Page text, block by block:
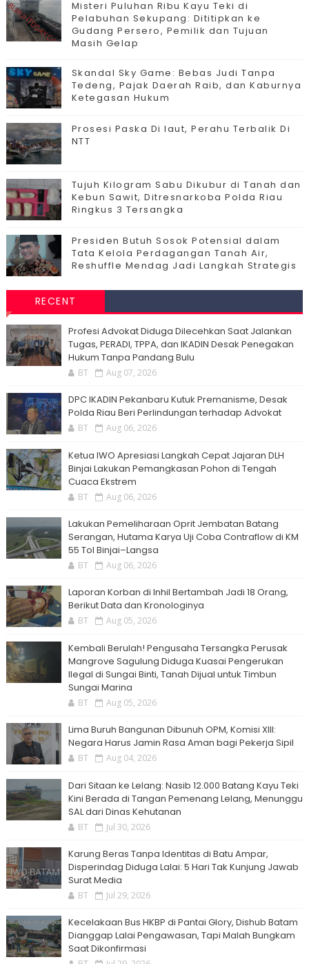
Misteri Puluhan Ribu Kayu Teki di
Pelabuhan Sekupang: Dititipkan ke
Gudang Persero, Pemilik dan Tujuan
Masih Gelap
Skandal Sky Game: Bebas Judi Tanpa
Tedeng, Pajak Daerah Raib, dan Kaburnya
Ketegasan Hukum
Prosesi Paska Di laut, Perahu Terbalik Di
NTT
Tujuh Kilogram Sabu Dikubur di Tanah dan
Kebun Sawit, Ditresnarkoba Polda Riau
Ringkus 3 Tersangka
Presiden Butuh Sosok Potensial dalam
Tata Kelola Perdagangan Tanah Air,
Reshuffle Mendag Jadi Langkah Strategis
RECENT
Profesi Advokat Diduga Dilecehkan Saat Jalankan
Tugas, PERADI, TPPA, dan IKADIN Desak Penegakan
Hukum Tanpa Pandang Bulu
BT Aug 07, 2026
DPC IKADIN Pekanbaru Kutuk Premanisme, Desak
Polda Riau Beri Perlindungan terhadap Advokat
BT Aug 06, 2026
Ketua IWO Apresiasi Langkah Cepat Jajaran DLH
Binjai Lakukan Pemangkasan Pohon di Tengah
Cuaca Ekstrem
BT Aug 06, 2026
Lakukan Pemeliharaan Oprit Jembatan Batang
Serangan, Hutama Karya Uji Coba Contraflow di KM
55 Tol Binjai–Langsa
BT Aug 06, 2026
Laporan Korban di Inhil Bertambah Jadi 18 Orang,
Berikut Data dan Kronologinya
BT Aug 05, 2026
Kembali Berulah! Pengusaha Tersangka Perusak
Mangrove Sagulung Diduga Kuasai Pengerukan
Ilegal di Sungai Binti, Tanah Dijual untuk Timbun
Sungai Marina
BT Aug 05, 2026
Lima Buruh Bangunan Dibunuh OPM, Komisi XIII:
Negara Harus Jamin Rasa Aman bagi Pekerja Sipil
BT Aug 04, 2026
Dari Sitaan ke Lelang: Nasib 12.000 Batang Kayu Teki
Kini Berada di Tangan Pemenang Lelang, Menunggu
SAL dari Dinas Kehutanan
BT Jul 30, 2026
Karung Beras Tanpa Identitas di Batu Ampar,
Disperindag Diduga Lalai: 5 Hari Tak Kunjung Jawab
Surat Media
BT Jul 29, 2026
Kecelakaan Bus HKBP di Pantai Glory, Dishub Batam
Dianggap Lalai Pengawasan, Tapi Malah Bungkam
Saat Dikonfirmasi